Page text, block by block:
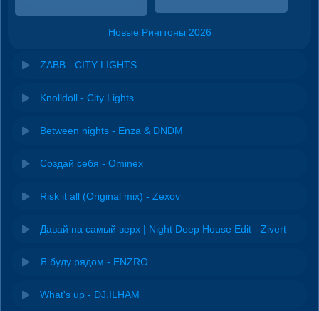
Новые Рингтоны 2026
ZABB - CITY LIGHTS
Knolldoll - City Lights
Between nights - Enza & DNDM
Создай себя - Ominex
Risk it all (Original mix) - Zexov
Давай на самый верх | Night Deep House Edit - Zivert
Я буду рядом - ENZRO
What's up - DJ.ILHAM